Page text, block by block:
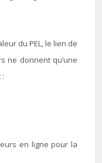
du PEL, le lien de
ne donnent qu’une
en ligne pour la